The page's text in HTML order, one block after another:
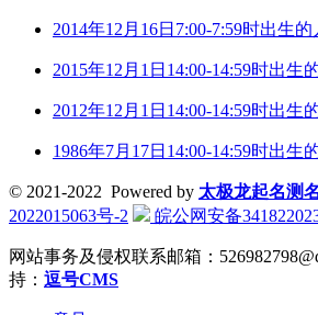
2014年12月16日7:00-7:59时出生
2015年12月1日14:00-14:59时出生
2012年12月1日14:00-14:59时出生
1986年7月17日14:00-14:59时出生
© 2021-2022 Powered by 太极龙起名测名
2022015063号-2
皖公网安备
网站事务及侵权联系邮箱：
持： 逗号CMS